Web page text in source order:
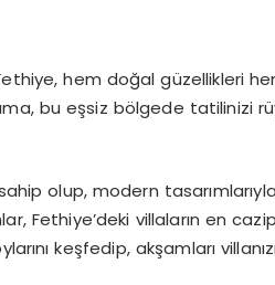
hem doğal güzellikleri
bu eşsiz bölgede tatilinizi
olup, modern
Fethiye’deki villaların en cazip
keşfedip, akşamları